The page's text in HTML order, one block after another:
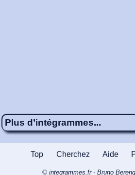
Plus d’intégrammes...
Énigme 606 4 x 4
nobles
Top Cherchez Aide
© integrammes.fr - Bruno